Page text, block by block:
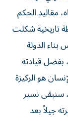
مقاليد الحكم
في 6 أغسطس 1966. محطة تاريخية شكلت
الدولة
بفضل قيادته
هو الركيزة
سنبقى نسير
جيلاً بعد